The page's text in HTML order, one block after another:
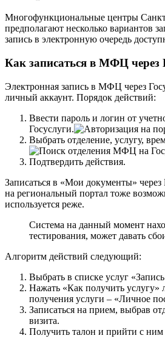
Многофункциональные центры
предполагают несколько вариантов
запись в электронную очередь
Как записаться в МФЦ через
Электронная запись в МФЦ через
личный аккаунт. Порядок действий:
Ввести пароль и логин от
Госуслуги.
Выбрать отделение, услугу,
Подтвердить действия.
Записаться в «Мои документы» через
на региональный портал тоже
используется реже.
Система на данный момент
тестирования, может давать
Алгоритм действий следующий:
Выбрать в списке услуг «
Нажать «Как получить услугу»
получения услуги – «Личное
Записаться на прием, выбрав
визита.
Получить талон и прийти с